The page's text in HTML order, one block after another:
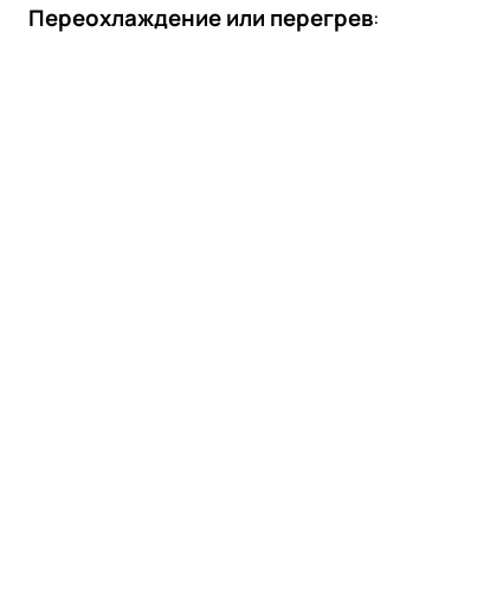
Переохлаждение или перегрев: